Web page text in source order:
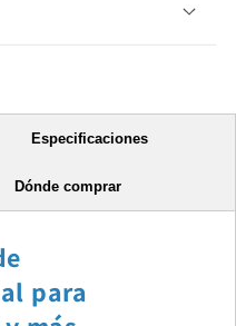
Especificaciones
Dónde comprar
para